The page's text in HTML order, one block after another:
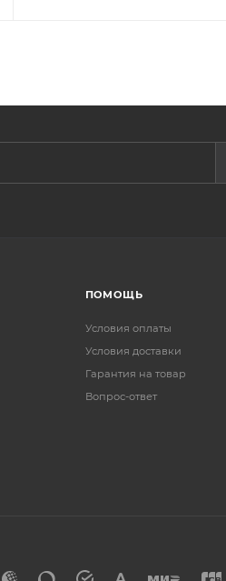
ПОМОЩЬ
Условия оплаты
Условия доставки
Гарантия на товар
Вопрос-ответ